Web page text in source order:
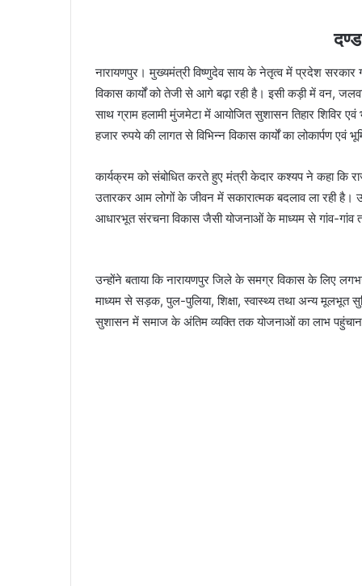
नारायणपुर। मुख्यमंत्री विष्णुदेव साय के नेतृत्व में प्रदेश
विकास कार्यों को तेजी से आगे बढ़ा रही है। इसी कड़ी में वन,
साथ ग्राम हलामी मुंजमेटा में आयोजित सुशासन तिहार शिविर
हजार रुपये की लागत से विभिन्न विकास कार्यों का लोकार्पण एवं
कार्यक्रम को संबोधित करते हुए मंत्री केदार कश्यप ने कहा कि
उतारकर आम लोगों के जीवन में सकारात्मक बदलाव ला रही है।
आधारभूत संरचना विकास जैसी योजनाओं के माध्यम से गांव-गांव
उन्होंने बताया कि नारायणपुर जिले के समग्र विकास के लिए
माध्यम से सड़क, पुल-पुलिया, शिक्षा, स्वास्थ्य तथा अन्य मूलभूत
सुशासन में समाज के अंतिम व्यक्ति तक योजनाओं का लाभ